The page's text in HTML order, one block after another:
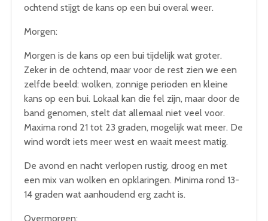
ochtend stijgt de kans op een bui overal weer.
Morgen:
Morgen is de kans op een bui tijdelijk wat groter.
Zeker in de ochtend, maar voor de rest zien we een
zelfde beeld: wolken, zonnige perioden en kleine
kans op een bui. Lokaal kan die fel zijn, maar door de
band genomen, stelt dat allemaal niet veel voor.
Maxima rond 21 tot 23 graden, mogelijk wat meer. De
wind wordt iets meer west en waait meest matig.
De avond en nacht verlopen rustig, droog en met
een mix van wolken en opklaringen. Minima rond 13-
14 graden wat aanhoudend erg zacht is.
Overmorgen: